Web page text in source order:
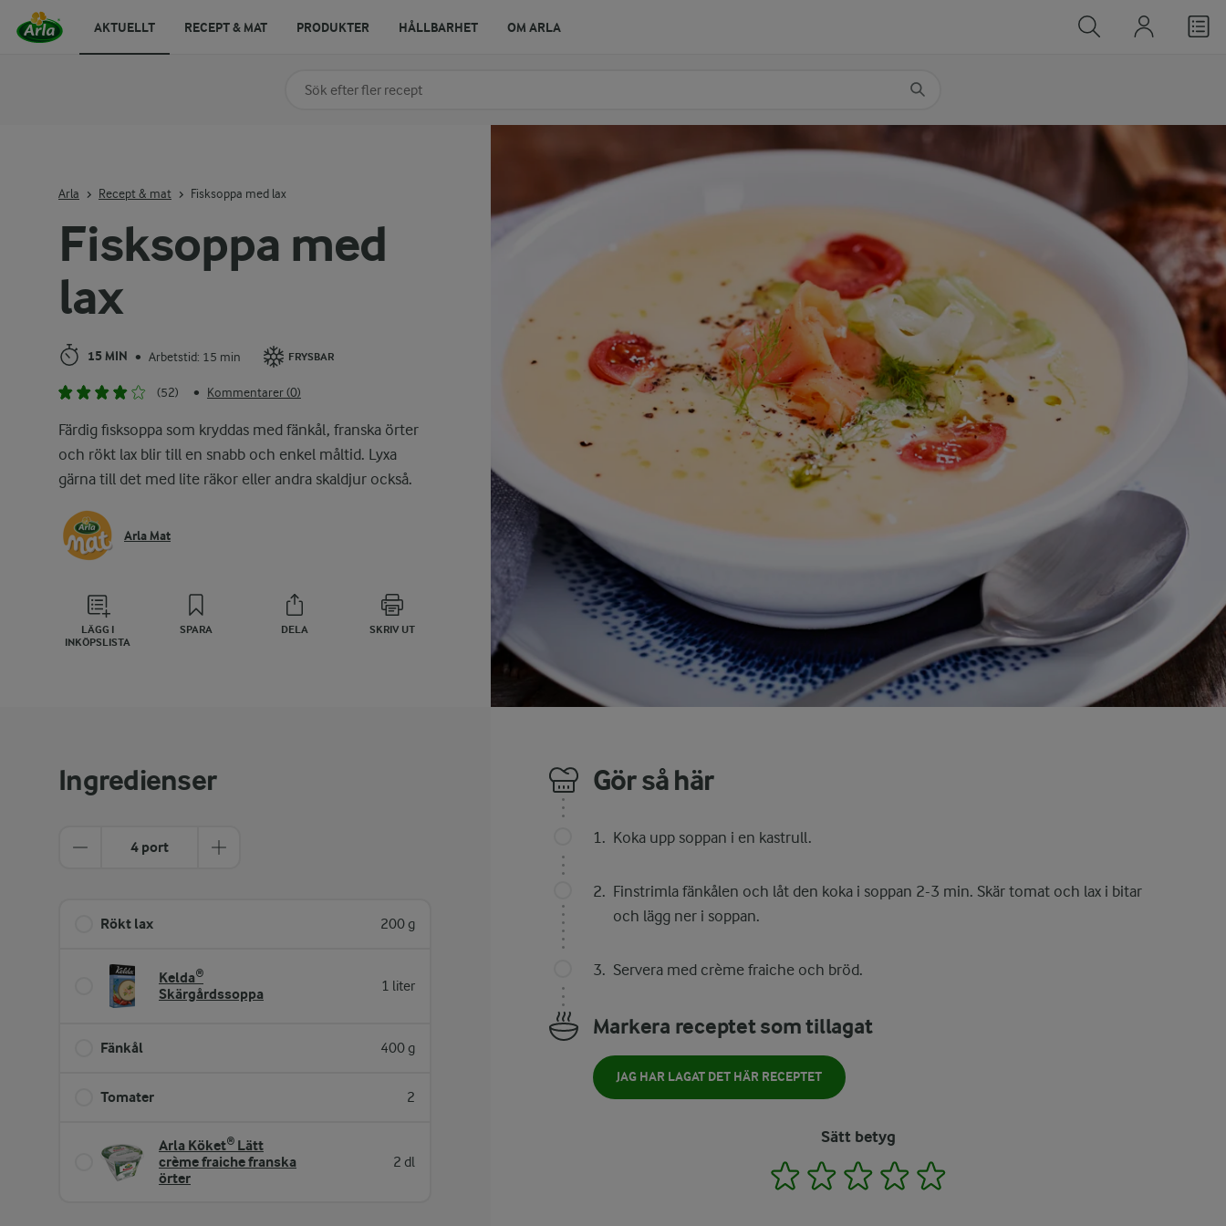
Fisksoppa med
lax
15 MIN • Arbetstid: 15 min FRYSBAR
(52) • Kommentarer (0)
Färdig fisksoppa som kryddas med fänkål, franska örter
och rökt lax blir till en snabb och enkel måltid. Lyxa
gärna till det med lite räkor eller andra skaldjur också.
Arla Mat
LÄGG I
INKÖPSLISTA
SPARA DELA SKRIV UT
Arla Recept & mat Fisksoppa med lax
Ingredienser
4 port
Rökt lax 200 g
Kelda®
Skärgårdssoppa
1 liter
Fänkål 400 g
Tomater 2
Arla Köket® Lätt
crème fraiche franska
örter
2 dl
Gör så här
Koka upp soppan i en kastrull.
Finstrimla fänkålen och låt den koka i soppan 2-3 min. Skär tomat och lax i bitar
och lägg ner i soppan.
Servera med crème fraiche och bröd.
Markera receptet som tillagat
JAG HAR LAGAT DET HÄR RECEPTET
Sätt betyg
1 2 3 4
Sök på kategori eller ingrediens
AKTUELLT RECEPT & MAT PRODUKTER HÅLLBARHET OM ARLA